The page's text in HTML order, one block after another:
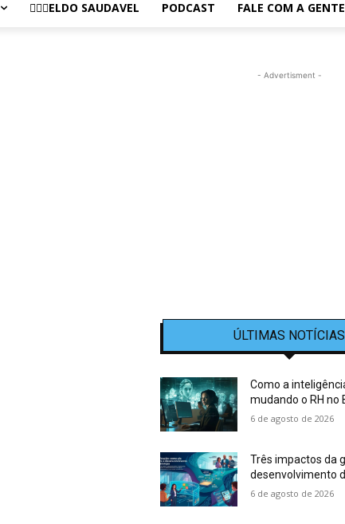
🏃🏻‍♂️ELDO SAUDAVEL PODCAST FALE COM A
- Advertisment -
ÚLTIMAS NOTÍCIAS
Como a
mudando o RH no
6 de agosto de 2026
Três impactos da
desenvolvimento
6 de agosto de 2026